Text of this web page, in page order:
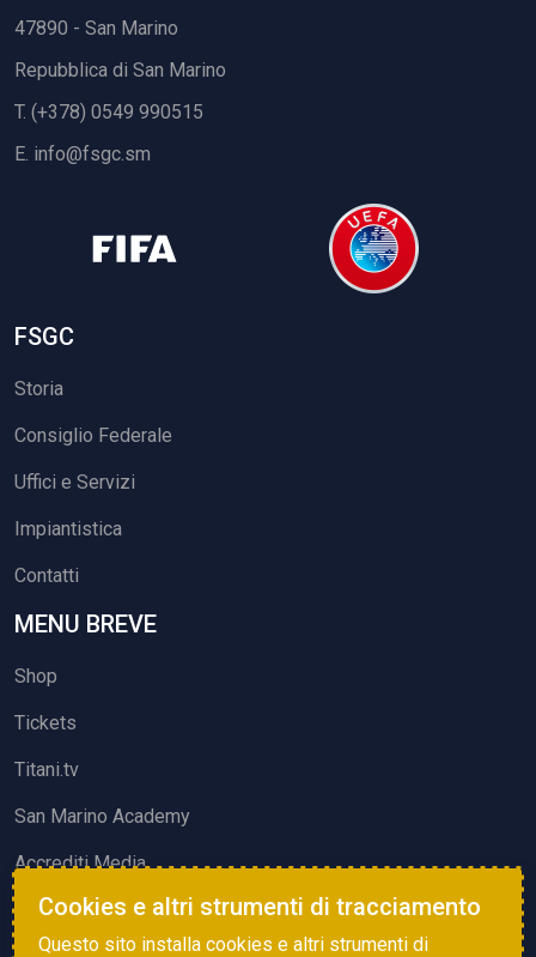
47890 - San Marino
Repubblica di San Marino
T. (+378) 0549 990515
E. info@fsgc.sm
FSGC
Storia
Consiglio Federale
Uffici e Servizi
Impiantistica
Contatti
MENU BREVE
Shop
Tickets
Titani.tv
San Marino Academy
Accrediti Media
ATTIVITÀ ED EVENTI
Cookies e altri strumenti di tracciamento
Questo sito installa cookies e altri strumenti di